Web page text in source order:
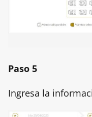
Paso 5
Ingresa la